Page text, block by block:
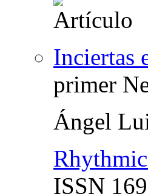
Inciertas
primer
Ángel
ISSN